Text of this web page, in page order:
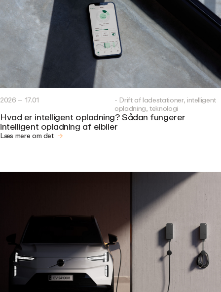
2026 – 17.01 - Drift af ladestationer, intelligent
opladning, teknologi
Hvad er intelligent opladning? Sådan fungerer
intelligent opladning af elbiler
Læs mere om det